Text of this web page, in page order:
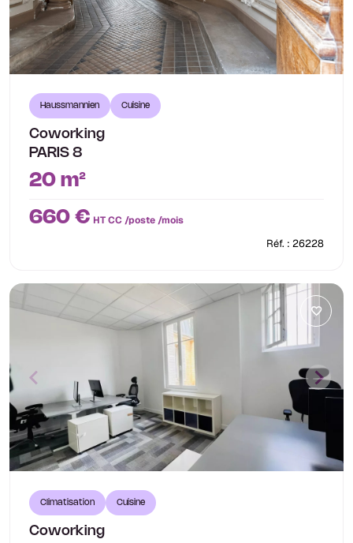
Haussmannien Cuisine
Coworking
PARIS 8
20 m²
660 € HT CC /poste /mois
Réf. : 26228
Climatisation Cuisine
Coworking